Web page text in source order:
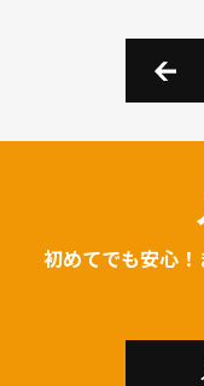
初めてでも安心